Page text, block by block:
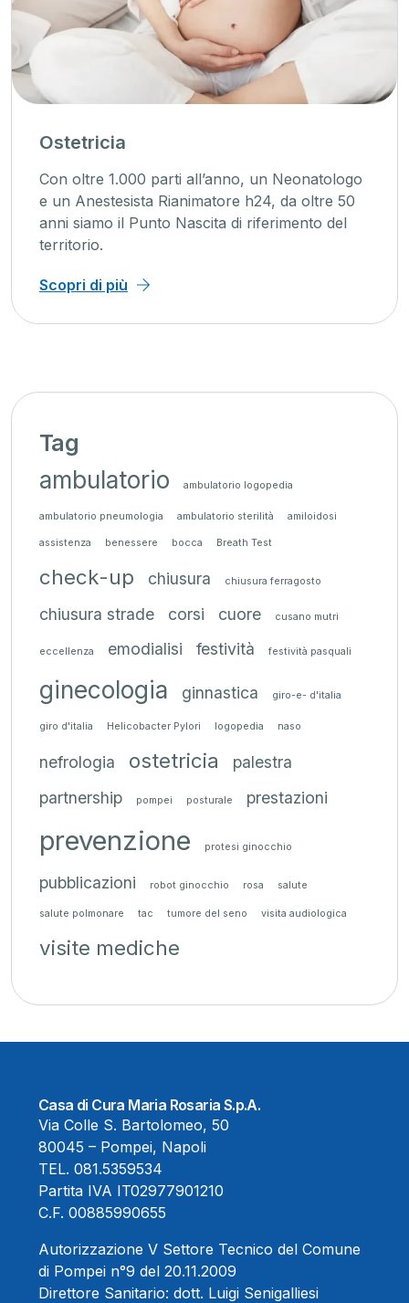
Ostetricia
Con oltre 1.000 parti all’anno, un Neonatologo
e un Anestesista Rianimatore h24, da oltre 50
anni siamo il Punto Nascita di riferimento del
territorio.
Scopri di più
Tag
ambulatorio ambulatorio logopedia
ambulatorio pneumologia ambulatorio sterilità amiloidosi
assistenza benessere bocca Breath Test
check-up chiusura chiusura ferragosto
chiusura strade corsi cuore cusano mutri
eccellenza emodialisi festività festività pasquali
ginecologia ginnastica giro-e- d'italia
giro d'italia Helicobacter Pylori logopedia naso
nefrologia ostetricia
palestra
partnership
pompei posturale prestazioni
prevenzione protesi ginocchio
pubblicazioni robot ginocchio rosa salute
salute polmonare tac tumore del seno visita audiologica
visite mediche
Casa di Cura Maria Rosaria S.p.A.
Via Colle S. Bartolomeo, 50
80045 – Pompei, Napoli
TEL. 081.5359534
Partita IVA IT02977901210
C.F. 00885990655
Autorizzazione V Settore Tecnico del Comune
di Pompei n°9 del 20.11.2009
Direttore Sanitario: dott. Luigi Senigalliesi